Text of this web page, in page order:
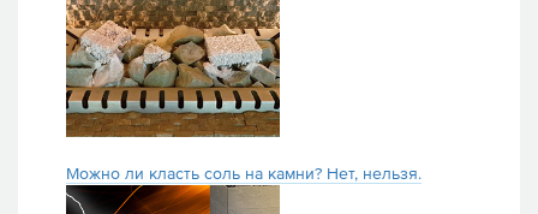
Можно ли класть соль на камни? Нет, нельзя.